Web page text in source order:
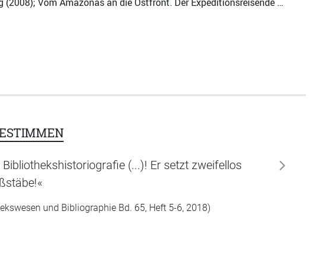
(...)! Er setzt zweifellos
und Bibliographie Bd. 65, Heft 5-6, 2018)
weiter